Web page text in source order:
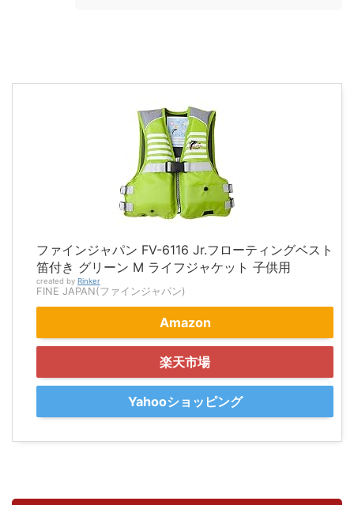
ファインジャパン FV-6116 Jr.フローティングベスト
笛付き グリーン M ライフジャケット 子供用
created by Rinker
FINE JAPAN(ファインジャパン)
Amazon
楽天市場
Yahooショッピング